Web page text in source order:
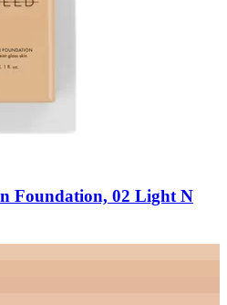
Foundation, 02 Light N